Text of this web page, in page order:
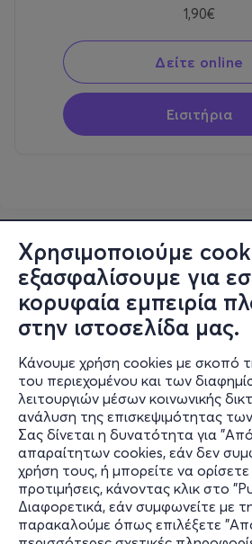
Χρησιμοποιούμε
εξασφαλίσουμε για
κορυφαία εμπειρία
στην ιστοσελίδα μας.
Κάνουμε χρήση cookies με σκοπό
του περιεχομένου και των
λειτουργιών μέσων κοινωνικής
ανάλυση της επισκεψιμότητας
Σας δίνεται η δυνατότητα για
απαραίτητων cookies, εάν δεν
χρήση τους, ή μπορείτε να ορίσετε
προτιμήσεις, κάνοντας κλικ στο
Διαφορετικά, εάν συμφωνείτε με
παρακαλούμε όπως επιλέξετε
1,90€
Δείτε online
Εισιτήρια
Πληροφορίες
Υποστήριξη
Stay Connected